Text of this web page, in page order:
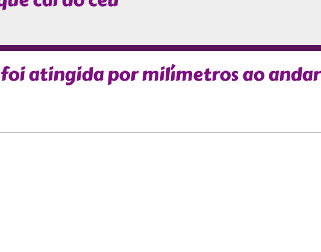
foi atingida por milímetros ao andar